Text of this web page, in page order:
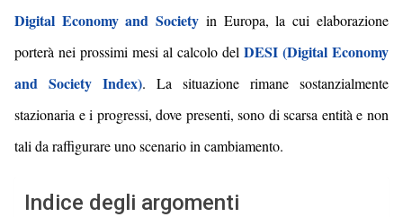
Digital Economy and Society in Europa, la cui elaborazione
porterà nei prossimi mesi al calcolo del DESI (Digital Economy
and Society Index). La situazione rimane sostanzialmente
stazionaria e i progressi, dove presenti, sono di scarsa entità e non
tali da raffigurare uno scenario in cambiamento.
Indice degli argomenti